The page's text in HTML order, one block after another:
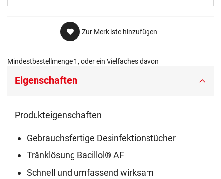
Zur Merkliste hinzufügen
Mindestbestellmenge 1, oder ein Vielfaches davon
Eigenschaften
Produkteigenschaften
Gebrauchsfertige Desinfektionstücher
Tränklösung Bacillol® AF
Schnell und umfassend wirksam